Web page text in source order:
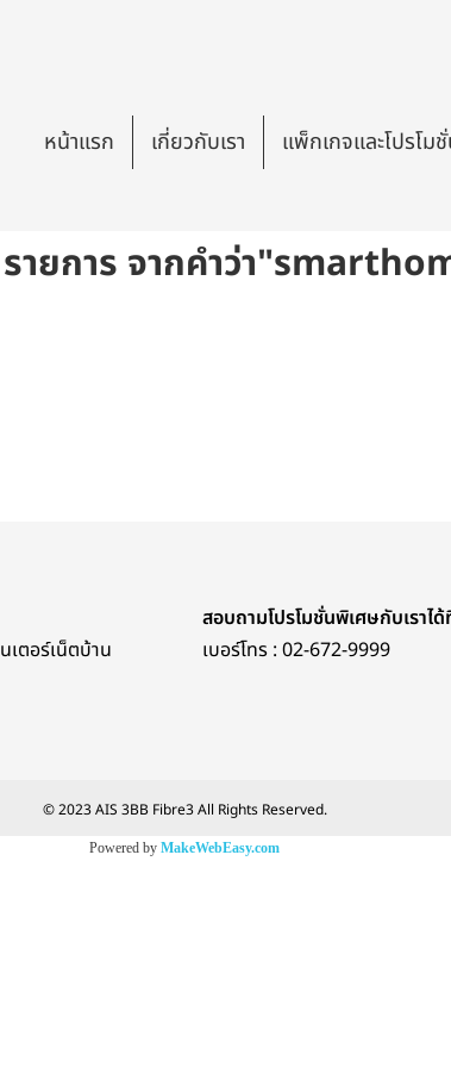
หน้าแรก เกี่ยวกับเรา แพ็กเกจและโปรโม
ายการ จากคำว่า
เตอร์เน็ตบ้าน
สอบถามโปรโมชั่นพิเศษกับเราไ
เบอร์โทร : 02-672-9999
© 2023 AIS 3BB Fibre3 All Rights Reserved.
Powered by MakeWebEasy.com